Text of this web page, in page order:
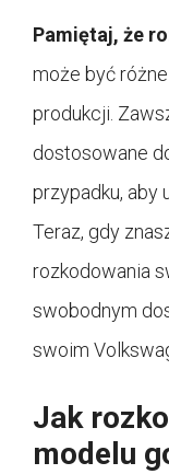
Pamiętaj, że
może być
produkcji.
dostosowane
przypadku, aby
Teraz, gdy
rozkodowania
swobodnym
swoim
Jak
modelu